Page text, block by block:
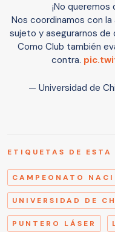
¡No
Nos coordinamos con
sujeto y asegurarnos de
Como Club también
contra.
— Universidad de
ETIQUETAS DE ESTA
CAMPEONATO
UNIVERSIDAD DE
PUNTERO LÁSER